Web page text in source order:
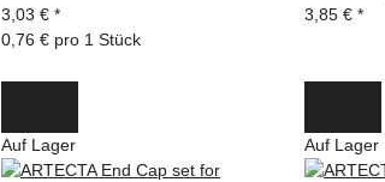
3,03 € *
0,76 € pro 1 Stück
3,85 € *
Auf Lager Auf Lager